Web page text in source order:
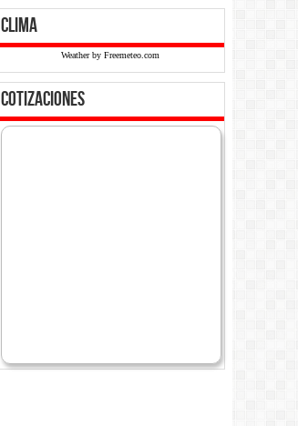
clima
Weather by Freemeteo.com
cotizaciones